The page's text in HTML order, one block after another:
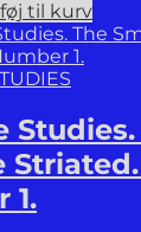
til kurv
1.